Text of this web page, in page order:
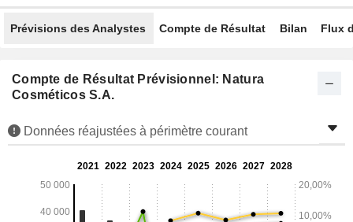
Prévisions des Analystes Compte de Résultat Bilan Flux
Compte de Résultat Prévisionnel: Natura
Cosméticos S.A.
Données réajustées à périmètre courant